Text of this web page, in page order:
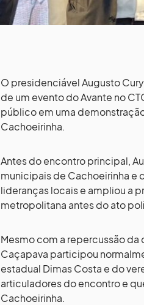
O presidenciável Augusto
de um evento do Avante no
público em uma
Cachoeirinha.
Antes do encontro principal,
municipais de Cachoeirinha e
lideranças locais e ampliou a
metropolitana antes do ato
Mesmo com a repercussão da
Caçapava participou
estadual Dimas Costa e do
articuladores do encontro e
Cachoeirinha.